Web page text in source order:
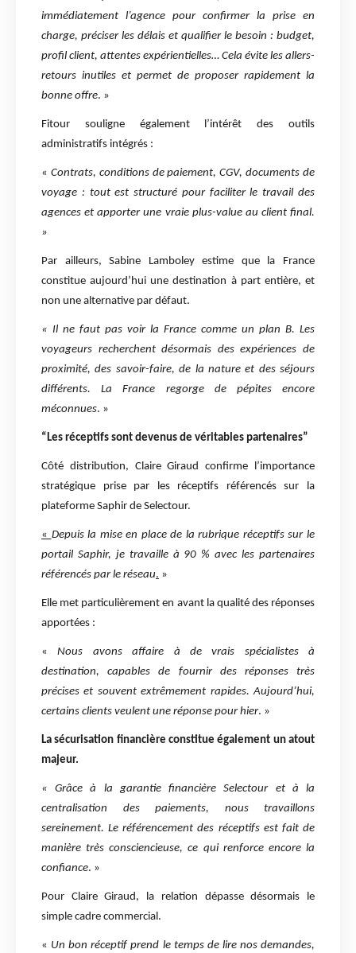
immédiatement l’agence pour confirmer la prise en
charge, préciser les délais et qualifier le besoin : budget,
profil client, attentes expérientielles… Cela évite les allers-
retours inutiles et permet de proposer rapidement la
bonne offre. »
Fitour souligne également l’intérêt des outils
administratifs intégrés :
« Contrats, conditions de paiement, CGV, documents de
voyage : tout est structuré pour faciliter le travail des
agences et apporter une vraie plus-value au client final.
»
Par ailleurs, Sabine Lamboley estime que la France
constitue aujourd’hui une destination à part entière, et
non une alternative par défaut.
« Il ne faut pas voir la France comme un plan B. Les
voyageurs recherchent désormais des expériences de
proximité, des savoir-faire, de la nature et des séjours
différents. La France regorge de pépites encore
méconnues. »
“Les réceptifs sont devenus de véritables partenaires”
Côté distribution, Claire Giraud confirme l’importance
stratégique prise par les réceptifs référencés sur la
plateforme Saphir de Selectour.
« Depuis la mise en place de la rubrique réceptifs sur le
portail Saphir, je travaille à 90 % avec les partenaires
référencés par le réseau. »
Elle met particulièrement en avant la qualité des réponses
apportées :
«Nous avons affaire à de vrais spécialistes à
destination, capables de fournir des réponses très
précises et souvent extrêmement rapides. Aujourd’hui,
certains clients veulent une réponse pour hier. »
La sécurisation financière constitue également un atout
majeur.
« Grâce à la garantie financière Selectour et à la
centralisation des paiements, nous travaillons
sereinement. Le référencement des réceptifs est fait de
manière très consciencieuse, ce qui renforce encore la
confiance. »
Pour Claire Giraud, la relation dépasse désormais le
simple cadre commercial.
« Un bon réceptif prend le temps de lire nos demandes,